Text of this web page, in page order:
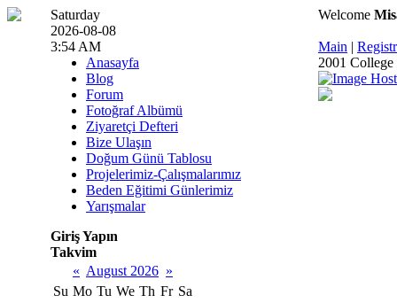
Saturday
2026-08-08
3:54 AM
Anasayfa
Blog
Forum
Fotoğraf Albümü
Ziyaretçi Defteri
Bize Ulaşın
Doğum Günü Tablosu
Projelerimiz-Çalışmalarımız
Beden Eğitimi Günlerimiz
Yarışmalar
Giriş Yapın
Takvim
« August 2026 »
Su Mo Tu We Th Fr Sa
Welcome
Main |
2001 College